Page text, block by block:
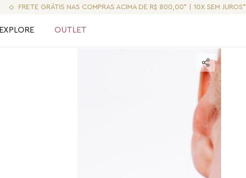
FRETE GRÁTIS NAS COMPRAS ACIMA DE R$ 800,00* | 10X SEM JUROS*
EXPLORE OUTLET